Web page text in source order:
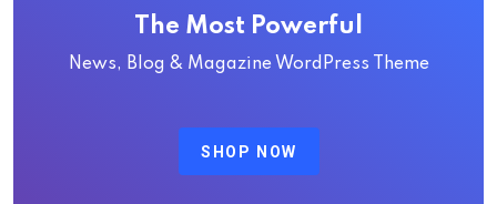
The Most Powerful
News, Blog & Magazine WordPress Theme
SHOP NOW